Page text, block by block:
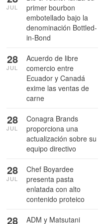
primer bourbon
embotellado bajo la
denominación Bottled-
in-Bond
JUL
Acuerdo de libre
comercio entre
Ecuador y Canadá
exime las ventas de
carne
28
JUL
Conagra Brands
proporciona una
actualización sobre su
equipo directivo
28
JUL
Chef Boyardee
presenta pasta
enlatada con alto
contenido proteico
28
JUL
ADM y Matsutani
28